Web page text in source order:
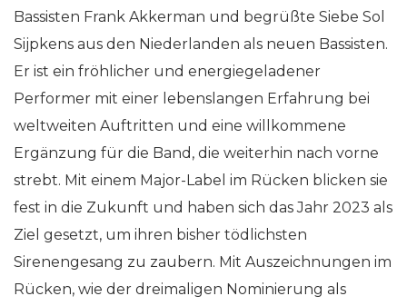
Bassisten Frank Akkerman und begrüßte Siebe Sol
Sijpkens aus den Niederlanden als neuen Bassisten.
Er ist ein fröhlicher und energiegeladener
Performer mit einer lebenslangen Erfahrung bei
weltweiten Auftritten und eine willkommene
Ergänzung für die Band, die weiterhin nach vorne
strebt. Mit einem Major-Label im Rücken blicken sie
fest in die Zukunft und haben sich das Jahr 2023 als
Ziel gesetzt, um ihren bisher tödlichsten
Sirenengesang zu zaubern. Mit Auszeichnungen im
Rücken, wie der dreimaligen Nominierung als